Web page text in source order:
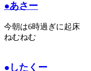
●あさー
今朝は6時過ぎに起床
ねむねむ
●したくー